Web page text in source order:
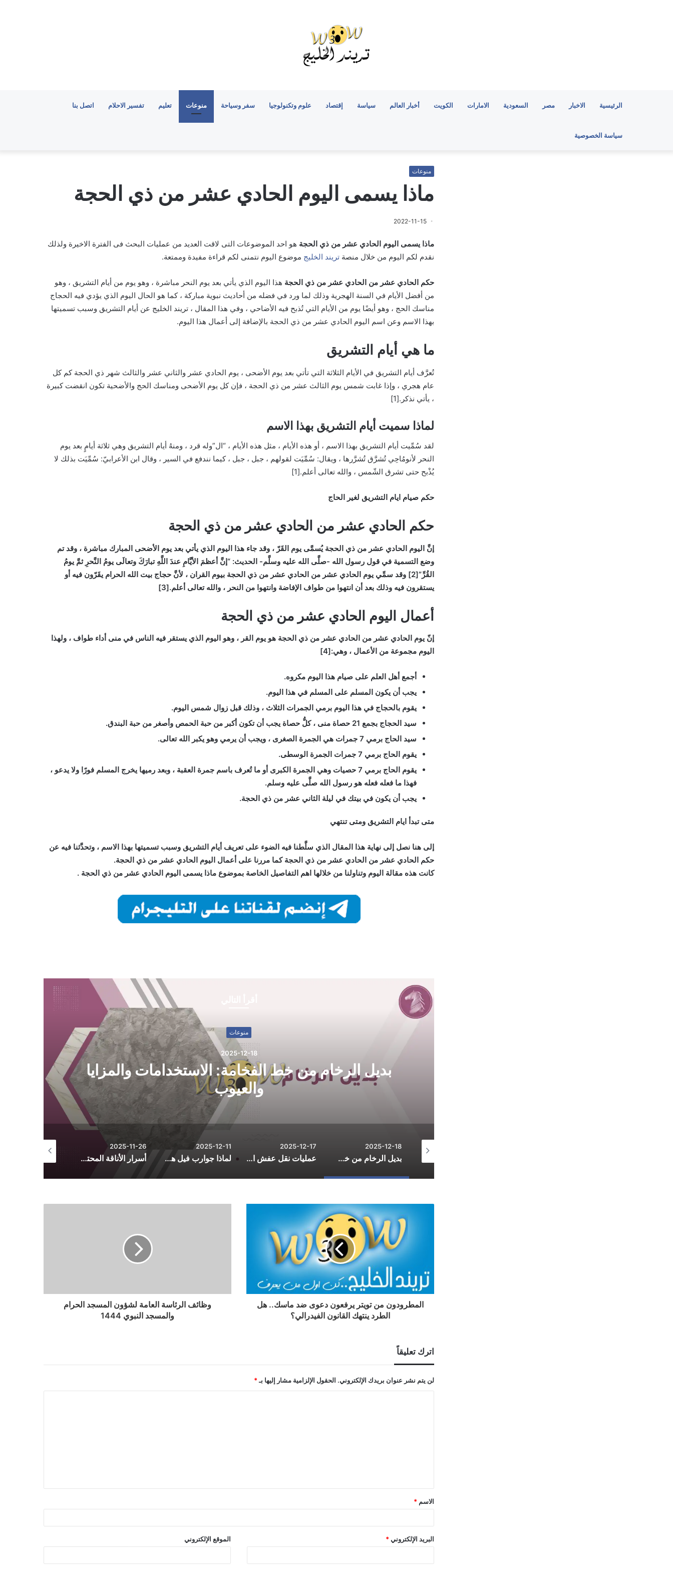
الرئيسية الاخبار مصر السعودية الامارات الكويت أخبار العالم سياسة إقتصاد علوم وتكنولوجيا سفر وسياحة منوعات تعليم تفسير الاحلام اتصل بنا
سياسة الخصوصية
منوعات
ماذا يسمى اليوم الحادي عشر من ذي الحجة
2022-11-15
ماذا يسمى اليوم الحادي عشر من ذي الحجة هو احد الموضوعات التى لاقت العديد من عمليات البحث فى الفترة الاخيرة ولذلك
نقدم لكم اليوم من خلال منصة تريند الخليج موضوع اليوم نتمنى لكم قراءة مفيدة وممتعة.
حكم الحادي عشر من الحادي عشر من ذي الحجة هذا اليوم الذي يأتي بعد يوم النحر مباشرة ، وهو يوم من أيام التشريق ، وهو
من أفضل الأيام في السنة الهجرية وذلك لما ورد في فضله من أحاديث نبوية مباركة ، كما هو الحال اليوم الذي يؤدي فيه الحجاج
مناسك الحج ، وهو أيضًا يوم من الأيام التي تُذبح فيه الأضاحي ، وفي هذا المقال ، تريند الخليج عن أيام التشريق وسبب تسميتها
بهذا الاسم وعن اسم اليوم الحادي عشر من ذي الحجة بالإضافة إلى أعمال هذا اليوم.
ما هي أيام التشريق
تُعرَّف أيام التشريق في الأيام الثلاثة التي تأتي بعد يوم الأضحى ، يوم الحادي عشر والثاني عشر والثالث شهر ذي الحجة كم كل
عام هجري ، وإذا غابت شمس يوم الثالث عشر من ذي الحجة ، فإن كل يوم الأضحى ومناسك الحج والأضحية تكون انقضت كبيرة
، يأتي نذكر.[1]
لماذا سميت أيام التشريق بهذا الاسم
لقد سُمِّيت أيام التشريق بهذا الاسم ، أو هذه الأيام ، مثل هذه الأيام ، “ال”وله قرد ، ومنهُ أيام التشريق وهي ثلاثة أيامٍ بعد يوم
النحر لأنومُاحِي تُشرَّق تُشرَّرها ، ويقال: سُمِّيَت لقولهم ، جبل ، جبل ، كيما نندفع في السير ، وقال ابن الأعرابيّ: سُمِّيَت بذلك لا
يُذْبح حتى تشرق الشّمس ، والله تعالى أعلم.[1]
حكم صيام ايام التشريق لغير الحاج
حكم الحادي عشر من الحادي عشر من ذي الحجة
إنَّ اليوم الحادي عشر من ذي الحجةيُسمَّى يوم القَرّ ، وقد جاء هذا اليوم الذي يأتي بعد يوم الأضحى المبارك مباشرة ، وقد تم
وضع التسمية في قول رسول الله -صلَّى الله عليه وسلَّم- الحديث: “إنَّ أعظمَ الأيَّامِ عندَ اللَّهِ تبارَكَ وتعالَى يومُ النَّحرِ ثمَّ يومُ
القُرِّ”[2] وقد سمِّي يوم الحادي عشر من الحادي عشر من ذي الحجة بيوم القران ، لأنَّ حجاج بيت الله الحرام يقَرّون فيه أو
يستقرون فيه وذلك بعد أن انتهوا من طواف الإفاضة وانتهوا من النحر ، والله تعالى أعلم.[3]
أعمال اليوم الحادي عشر من ذي الحجة
إنّ يوم الحادي عشر من الحادي عشر من ذي الحجة هو يوم القر ، وهو اليوم الذي يستقر فيه الناس في منى أداء طواف ، ولهذا
اليوم مجموعة من الأعمال ، وهي:[4]
أجمع أهل العلم على صيام هذا اليوم مكروه.
يجب أن يكون المسلم على المسلم في هذا اليوم.
يقوم بالحجاج في هذا اليوم برمي الجمرات الثلاث ، وذلك قبل زوال شمس اليوم.
سيد الحجاج بجمع 21 حصاة منى ، كلُّ حصاة يجب أن تكون أكبر من حبة الحمص وأصغر من حبة البندق.
سيد الحاج برمي 7 جمرات هي الجمرة الصغرى ، ويجب أن يرمي وهو يكبر الله تعالى.
يقوم الحاج برمي 7 جمرات الجمرة الوسطى.
يقوم الحاج برمي 7 حصيات وهي الجمرة الكبرى أو ما تُعرف باسم جمرة العقبة ، وبعد رميها يخرج المسلم فورًا ولا يدعو ،
فهذا ما فعله فعله هو رسول الله صلَّى عليه وسلم.
يجب أن يكون في بيتك في ليلة الثاني عشر من ذي الحجة.
متى تبدأ ايام التشريق ومتى تنتهي
إلى هنا نصل إلى نهاية هذا المقال الذي سلَّطنا فيه الضوء على تعريف أيام التشريق وسبب تسميتها بهذا الاسم ، وتحدَّثنا فيه عن
حكم الحادي عشر من الحادي عشر من ذي الحجةكما مررنا على أعمال اليوم الحادي عشر من ذي الحجة.
كانت هذه مقالة اليوم وتناولنا من خلالها اهم التفاصيل الخاصة بموضوع ماذا يسمى اليوم الحادي عشر من ذي الحجة .
منوعات
2025-12-18
بديل الرخام من خط الفخامة: الاستخدامات والمزايا
والعيوب
2025-12-18
بديل الرخام من خط الفخامة: الاستخدامات والمزايا والعيوب
2025-12-17
عمليات نقل عفش احترافية لتسهيل يوم التنقل
2025-12-11
لماذا جوارب فيل هي الأكثر راحة؟ أسرار الجودة والتصنيع
2025-11-26
أسرار الأناقة المحتشمة: دليل تنسيق الأزياء اليومية من فساتين وأطقم وعبايات
2025-10-26
المطرودون من تويتر يرفعون دعوى ضد ماسك.. هل
الطرد ينتهك القانون الفيدرالي؟
وظائف الرئاسة العامة لشؤون المسجد الحرام
والمسجد النبوي 1444
اترك تعليقاً
لن يتم نشر عنوان بريدك الإلكتروني. الحقول الإلزامية مشار إليها بـ *
ق
*
الاسم *
البريد الإلكتروني * الموقع الإلكتروني